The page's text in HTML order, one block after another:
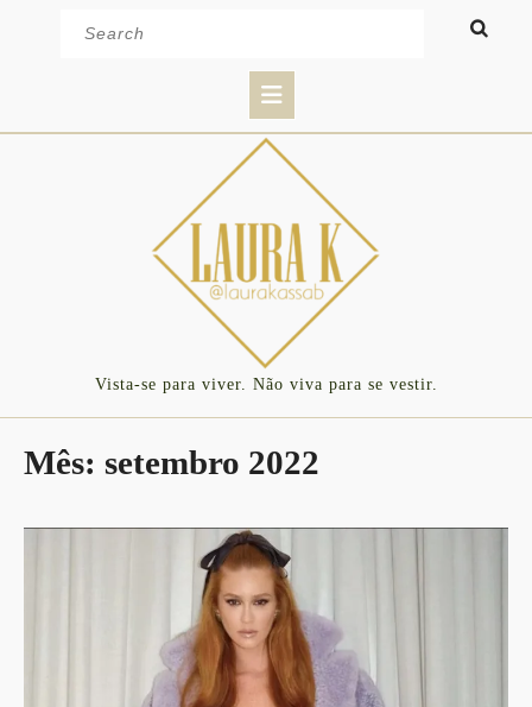
Button
Vista-se para viver. Não viva para se vestir.
Mês: setembro 2022